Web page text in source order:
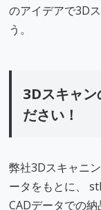
のアイデアで3D
う。
3Dスキャン
ださい！
弊社3Dスキャニ
ータをもとに、
CADデータでの納